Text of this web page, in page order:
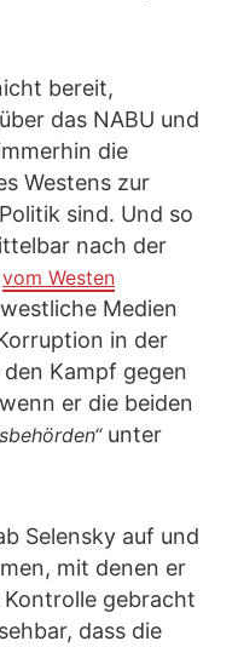
bereit,
das NABU und
die
Westens zur
sind. Und so
nach der
vom Westen
Medien
in der
Kampf gegen
er die beiden
unter
Selensky auf und
mit denen er
Kontrolle gebracht
dass die